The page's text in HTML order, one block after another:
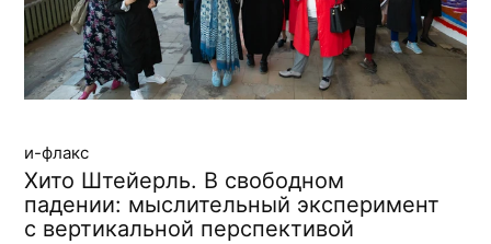
и-флакс
Хито Штейерль. В свободном
падении: мыслительный эксперимент
с вертикальной перспективой